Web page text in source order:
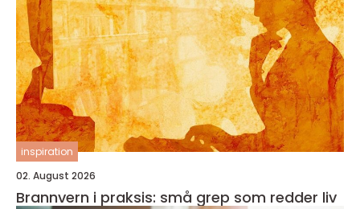
inspiration
02. August 2026
Brannvern i praksis: små grep som redder liv